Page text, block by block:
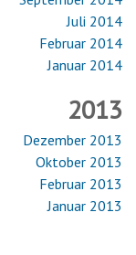
Juli 2014
Februar 2014
Januar 2014
2013
Dezember 2013
Oktober 2013
Februar 2013
Januar 2013